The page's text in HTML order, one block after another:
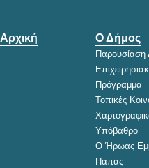
Αρχική Ο Δήμος
Παρουσίαση
Πρόγραμμα
Τοπικές
Υπόβαθρο
Ο Ήρωας
Παπάς